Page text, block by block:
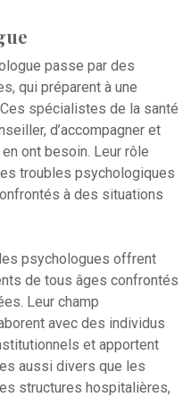
passe par des
qui préparent à une
spécialistes de la santé
d’accompagner et
ont besoin. Leur rôle
troubles psychologiques
à des situations
psychologues offrent
de tous âges confrontés
Leur champ
avec des individus
et apportent
aussi divers que les
structures hospitalières,